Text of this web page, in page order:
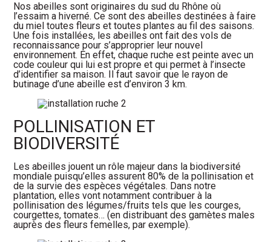
Nos abeilles sont originaires du sud du Rhône où
l’essaim a hiverné. Ce sont des abeilles destinées à faire
du miel toutes fleurs et toutes plantes au fil des saisons.
Une fois installées, les abeilles ont fait des vols de
reconnaissance pour s’approprier leur nouvel
environnement. En effet, chaque ruche est peinte avec un
code couleur qui lui est propre et qui permet à l’insecte
d’identifier sa maison. Il faut savoir que le rayon de
butinage d’une abeille est d’environ 3 km.
POLLINISATION ET
BIODIVERSITÉ
Les abeilles jouent un rôle majeur dans la biodiversité
mondiale puisqu’elles assurent 80% de la pollinisation et
de la survie des espèces végétales. Dans notre
plantation, elles vont notamment contribuer à la
pollinisation des légumes/fruits tels que les courges,
courgettes, tomates… (en distribuant des gamètes males
auprès des fleurs femelles, par exemple).